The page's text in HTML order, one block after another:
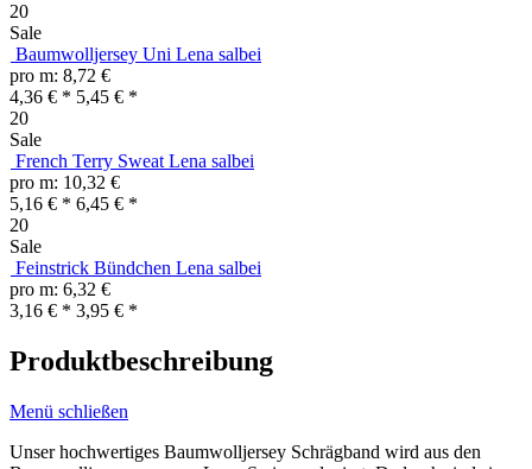
20
Sale
Baumwolljersey Uni Lena salbei
pro m: 8,72 €
4,36 € * 5,45 € *
20
Sale
French Terry Sweat Lena salbei
pro m: 10,32 €
5,16 € * 6,45 € *
20
Sale
Feinstrick Bündchen Lena salbei
pro m: 6,32 €
3,16 € * 3,95 € *
Produktbeschreibung
Menü schließen
Unser hochwertiges Baumwolljersey Schrägband wird aus den